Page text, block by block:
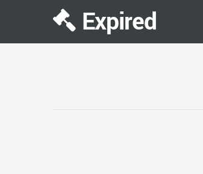
Expired